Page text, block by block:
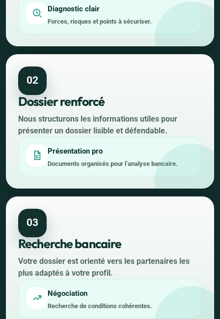
Diagnostic clair
Forces, risques et points à sécuriser.
02
Dossier renforcé
Nous structurons les informations utiles pour
présenter un dossier lisible et défendable.
Présentation pro
Documents organisés pour l’analyse bancaire.
03
Recherche bancaire
Votre dossier est orienté vers les partenaires les
plus adaptés à votre profil.
Négociation
Recherche de conditions cohérentes.